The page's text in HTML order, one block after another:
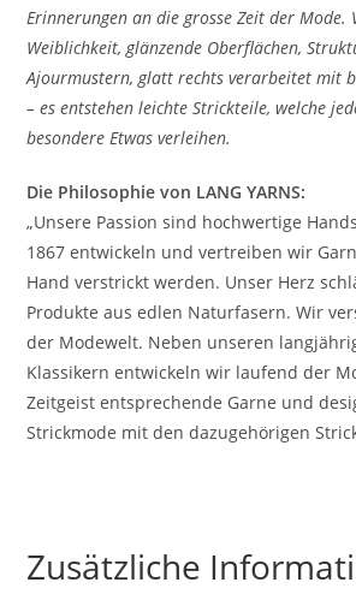
Erinnerungen an die grosse Zeit der Mode.
Weiblichkeit, glänzende Oberflächen,
Ajourmustern, glatt rechts verarbeitet mit
– es entstehen leichte Strickteile, welche
besondere Etwas verleihen.
Die Philosophie von LANG YARNS:
„Unsere Passion sind hochwertige
1867 entwickeln und vertreiben wir
Hand verstrickt werden. Unser Herz
Produkte aus edlen Naturfasern. Wir
der Modewelt. Neben unseren
Klassikern entwickeln wir laufend der
Zeitgeist entsprechende Garne und
Strickmode mit den dazugehörigen
Zusätzliche